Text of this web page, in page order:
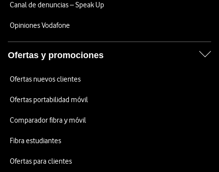
Canal de denuncias – Speak Up
Opiniones Vodafone
Ofertas y promociones
Ofertas nuevos clientes
Ofertas portabilidad móvil
Comparador fibra y móvil
Fibra estudiantes
Ofertas para clientes